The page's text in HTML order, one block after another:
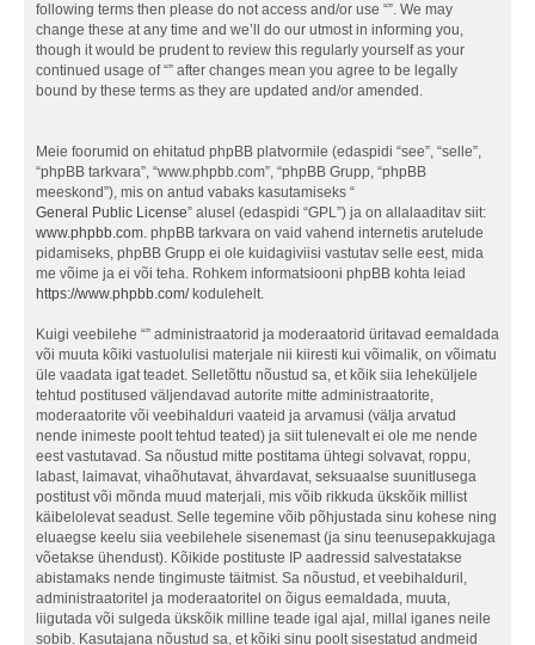
following terms then please do not access and/or use “”. We may
change these at any time and we’ll do our utmost in informing you,
though it would be prudent to review this regularly yourself as your
continued usage of “” after changes mean you agree to be legally
bound by these terms as they are updated and/or amended.
Meie foorumid on ehitatud phpBB platvormile (edaspidi “see”, “selle”,
“phpBB tarkvara”, “www.phpbb.com”, “phpBB Grupp, “phpBB
meeskond”), mis on antud vabaks kasutamiseks “
General Public License” alusel (edaspidi “GPL”) ja on allalaaditav siit:
www.phpbb.com. phpBB tarkvara on vaid vahend internetis arutelude
pidamiseks, phpBB Grupp ei ole kuidagiviisi vastutav selle eest, mida
me võime ja ei või teha. Rohkem informatsiooni phpBB kohta leiad
https://www.phpbb.com/kodulehelt.
Kuigi veebilehe “” administraatorid ja moderaatorid üritavad eemaldada
või muuta kõiki vastuolulisi materjale nii kiiresti kui võimalik, on võimatu
üle vaadata igat teadet. Selletõttu nõustud sa, et kõik siia leheküljele
tehtud postitused väljendavad autorite mitte administraatorite,
moderaatorite või veebihalduri vaateid ja arvamusi (välja arvatud
nende inimeste poolt tehtud teated) ja siit tulenevalt ei ole me nende
eest vastutavad. Sa nõustud mitte postitama ühtegi solvavat, roppu,
labast, laimavat, vihaõhutavat, ähvardavat, seksuaalse suunitlusega
postitust või mõnda muud materjali, mis võib rikkuda ükskõik millist
käibelolevat seadust. Selle tegemine võib põhjustada sinu kohese ning
eluaegse keelu siia veebilehele sisenemast (ja sinu teenusepakkujaga
võetakse ühendust). Kõikide postituste IP aadressid salvestatakse
abistamaks nende tingimuste täitmist. Sa nõustud, et veebihalduril,
administraatoritel ja moderaatoritel on õigus eemaldada, muuta,
liigutada või sulgeda ükskõik milline teade igal ajal, millal iganes neile
sobib. Kasutajana nõustud sa, et kõiki sinu poolt sisestatud andmeid